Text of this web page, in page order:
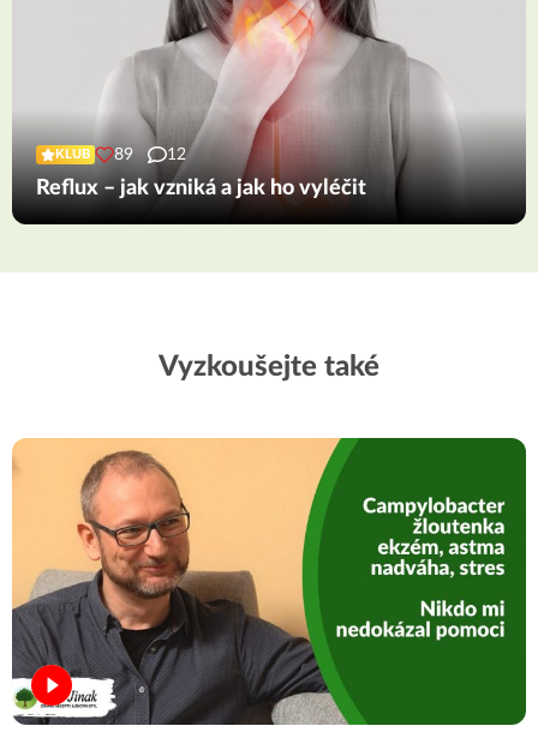
KLUB 89 12
Reflux – jak vzniká a jak ho vyléčit
Vyzkoušejte také